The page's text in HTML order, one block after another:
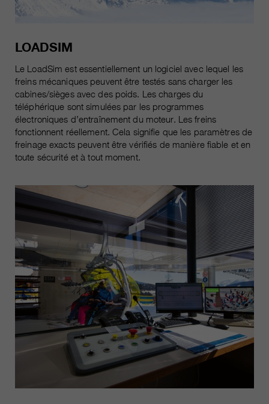
LOADSIM
Le LoadSim est essentiellement un logiciel avec lequel les
freins mécaniques peuvent être testés sans charger les
cabines/sièges avec des poids. Les charges du
téléphérique sont simulées par les programmes
électroniques d’entraînement du moteur. Les freins
fonctionnent réellement. Cela signifie que les paramètres de
freinage exacts peuvent être vérifiés de manière fiable et en
toute sécurité et à tout moment.